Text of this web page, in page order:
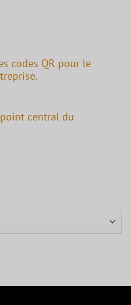
codes QR pour le
point central du